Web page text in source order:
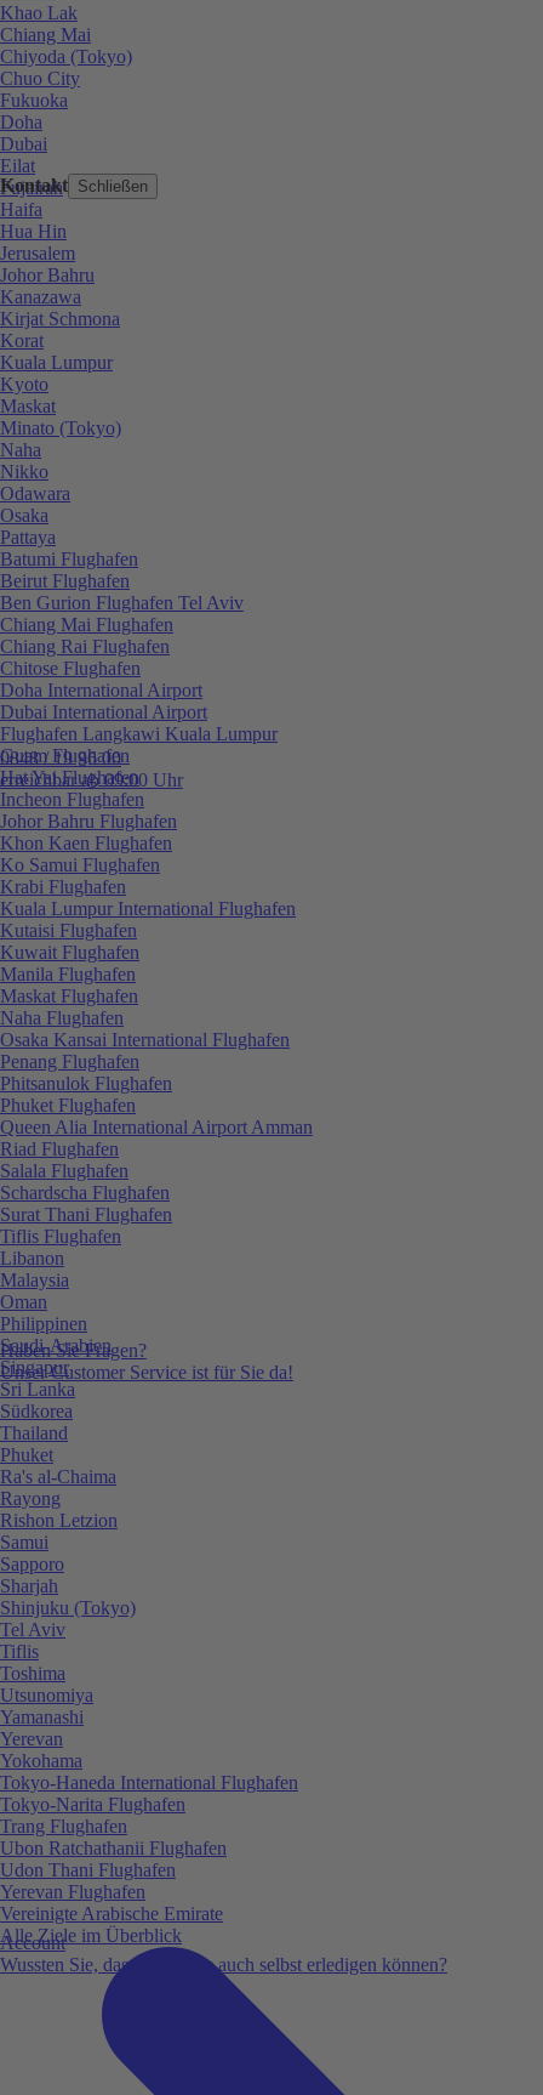
Kontakt Schließen
0848 / 19 96 00
erreichbar ab 09:00 Uhr
Haben Sie Fragen?
Unser Customer Service ist für Sie da!
Account
Wussten Sie, dass Sie vieles auch selbst erledigen können?
Khao Lak
Chiang Mai
Chiyoda (Tokyo)
Chuo City
Fukuoka
Doha
Dubai
Eilat
Fujairah
Haifa
Hua Hin
Jerusalem
Johor Bahru
Kanazawa
Kirjat Schmona
Korat
Kuala Lumpur
Kyoto
Maskat
Minato (Tokyo)
Naha
Nikko
Odawara
Osaka
Pattaya
Batumi Flughafen
Beirut Flughafen
Ben Gurion Flughafen Tel Aviv
Chiang Mai Flughafen
Chiang Rai Flughafen
Chitose Flughafen
Doha International Airport
Dubai International Airport
Flughafen Langkawi Kuala Lumpur
Guam Flughafen
Hat Yai Flughafen
Incheon Flughafen
Johor Bahru Flughafen
Khon Kaen Flughafen
Ko Samui Flughafen
Krabi Flughafen
Kuala Lumpur International Flughafen
Kutaisi Flughafen
Kuwait Flughafen
Manila Flughafen
Maskat Flughafen
Naha Flughafen
Osaka Kansai International Flughafen
Penang Flughafen
Phitsanulok Flughafen
Phuket Flughafen
Queen Alia International Airport Amman
Riad Flughafen
Salala Flughafen
Schardscha Flughafen
Surat Thani Flughafen
Tiflis Flughafen
Libanon
Malaysia
Oman
Philippinen
Saudi-Arabien
Singapur
Sri Lanka
Südkorea
Thailand
Phuket
Ra's al-Chaima
Rayong
Rishon Letzion
Samui
Sapporo
Sharjah
Shinjuku (Tokyo)
Tel Aviv
Tiflis
Toshima
Utsunomiya
Yamanashi
Yerevan
Yokohama
Tokyo-Haneda International Flughafen
Tokyo-Narita Flughafen
Trang Flughafen
Ubon Ratchathanii Flughafen
Udon Thani Flughafen
Yerevan Flughafen
Vereinigte Arabische Emirate
Alle Ziele im Überblick